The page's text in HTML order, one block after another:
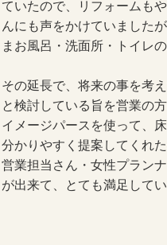
ていたので、リフォームも
んにも声をかけていました
まお風呂・洗面所・トイレ
その延長で、将来の事を考
と検討している旨を営業の
イメージパースを使って、
分かりやすく提案してくれ
営業担当さん・女性プラン
が出来て、とても満足してい